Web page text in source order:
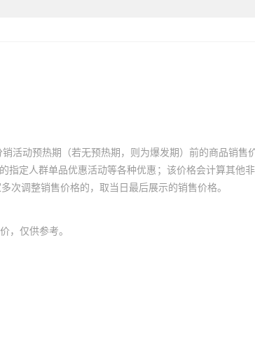
活动预热期（若无预热期，则为爆发期）前的商品销售
指定人群单品优惠活动等各种优惠；该价格会计算其他
调整销售价格的，取当日最后展示的销售价格。
，仅供参考。